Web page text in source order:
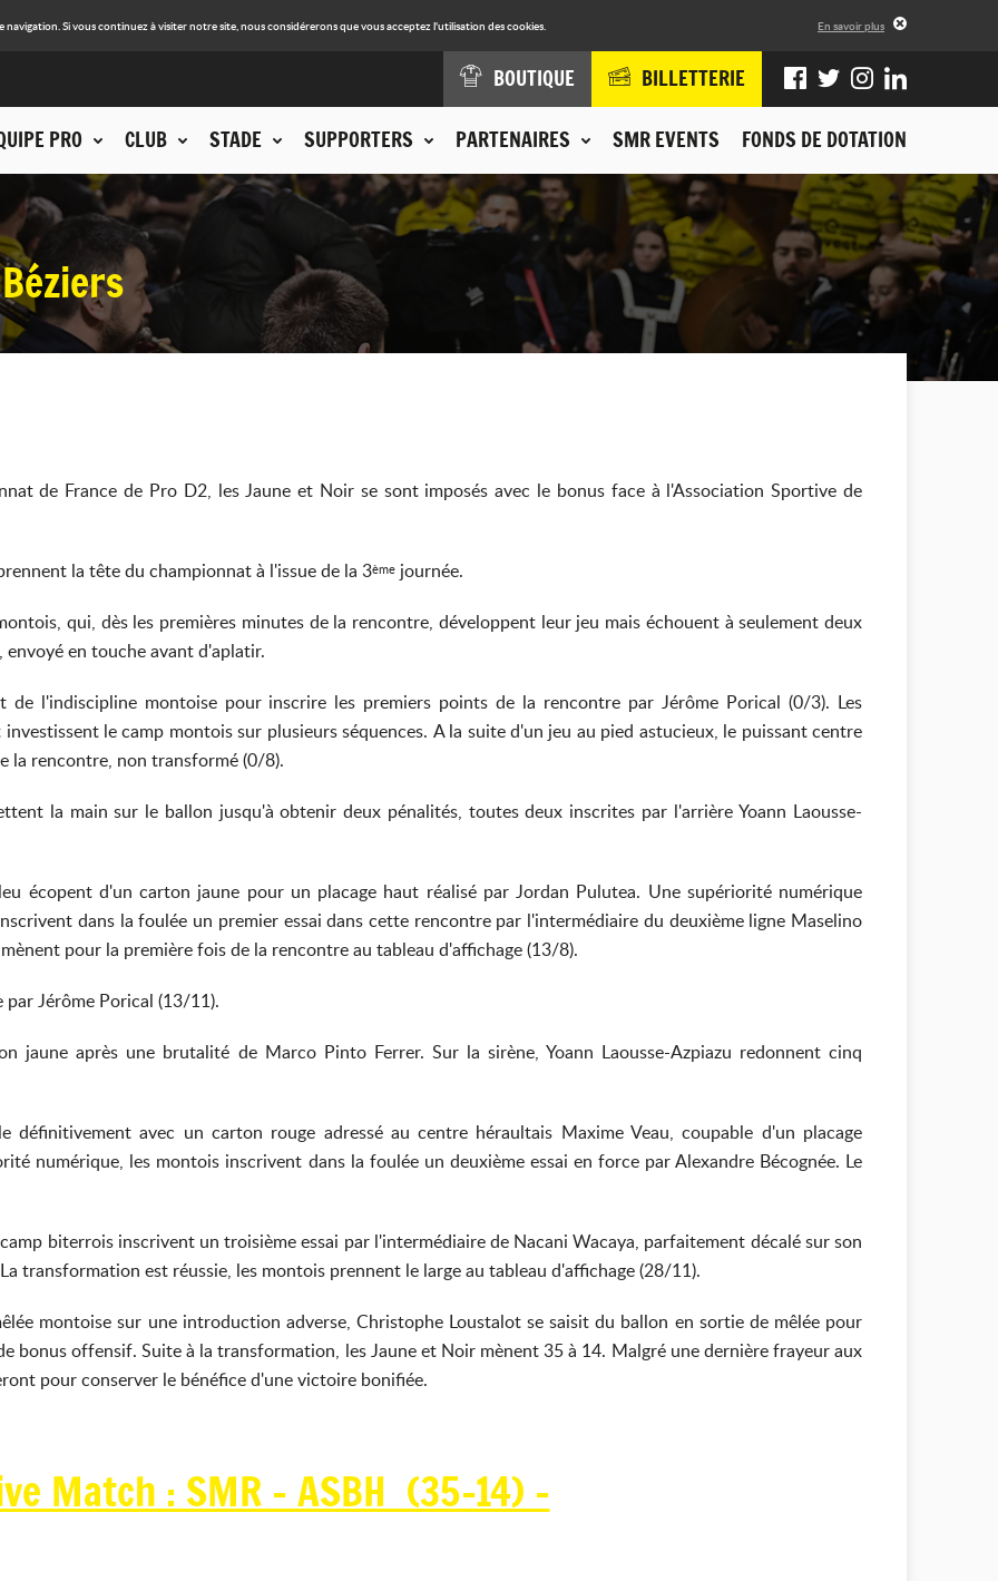
Si vous continuez à visiter notre site, nous considérerons que vous acceptez l'utilisation des cookies. En savoir plus
PRO CLUB STADE SUPPORTERS PARTENAIRES SMR EVENTS FONDS DE DOTATION
BOUTIQUE BILLETTERIE
de France de Pro D2, les Jaune et Noir se sont imposés avec le bonus face à l'Association Sportive de
la tête du championnat à l'issue de la 3ème journée.
qui, dès les premières minutes de la rencontre, développent leur jeu mais échouent à seulement deux
envoyé en touche avant d'aplatir.
l'indiscipline montoise pour inscrire les premiers points de la rencontre par Jérôme Porical (0/3). Les
le camp montois sur plusieurs séquences. A la suite d'un jeu au pied astucieux, le puissant centre
la rencontre, non transformé (0/8).
la main sur le ballon jusqu'à obtenir deux pénalités, toutes deux inscrites par l'arrière Yoann Laousse-
écopent d'un carton jaune pour un placage haut réalisé par Jordan Pulutea. Une supériorité numérique
dans la foulée un premier essai dans cette rencontre par l'intermédiaire du deuxième ligne Maselino
pour la première fois de la rencontre au tableau d'affichage (13/8).
Jérôme Porical (13/11).
jaune après une brutalité de Marco Pinto Ferrer. Sur la sirène, Yoann Laousse-Azpiazu redonnent cinq
définitivement avec un carton rouge adressé au centre héraultais Maxime Veau, coupable d'un placage
numérique, les montois inscrivent dans la foulée un deuxième essai en force par Alexandre Bécognée. Le
biterrois inscrivent un troisième essai par l'intermédiaire de Nacani Wacaya, parfaitement décalé sur son
transformation est réussie, les montois prennent le large au tableau d'affichage (28/11).
montoise sur une introduction adverse, Christophe Loustalot se saisit du ballon en sortie de mêlée pour
bonus offensif. Suite à la transformation, les Jaune et Noir mènent 35 à 14. Malgré une dernière frayeur aux
pour conserver le bénéfice d'une victoire bonifiée.
Match : SMR - ASBH (35-14) -